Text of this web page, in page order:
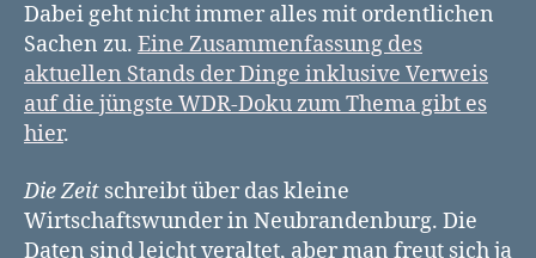
Dabei geht nicht immer alles mit ordentlichen
Sachen zu. Eine Zusammenfassung des
aktuellen Stands der Dinge inklusive Verweis
auf die jüngste WDR-Doku zum Thema gibt es
hier.
Die Zeit schreibt über das kleine
Wirtschaftswunder in Neubrandenburg. Die
Daten sind leicht veraltet, aber man freut sich ja